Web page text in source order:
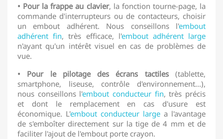
• Pour la frappe au clavier, la fonction tourne-page, la
commande d'interrupteurs ou de contacteurs, choisir
un embout adhérent. Nous conseillons l'embout
adhérent fin, très efficace, l'embout adhérent large
n'ayant qu'un intérêt visuel en cas de problèmes de
vue.
• Pour le pilotage des écrans tactiles(tablette,
smartphone, liseuse, contrôle d'environnement...),
nous conseillons l'embout conducteur fin, très précis
et dont le remplacement en cas d'usure est
économique. L'embout conducteur large a l'avantage
de s'emboîter directement sur la tige de 4 mm et de
faciliter l'ajout de l'embout porte crayon.